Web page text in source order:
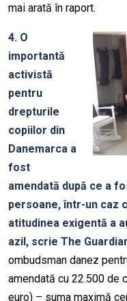
mai arată în raport.
4. O
importantă
activistă
pentru
drepturile
copiilor din
Danemarca a
fost
amendată după ce a
persoane, într-un caz
atitudinea exigentă a
azil, scrie The
ombudsman danez
amendată cu 22.500 de
euro) – suma maximă